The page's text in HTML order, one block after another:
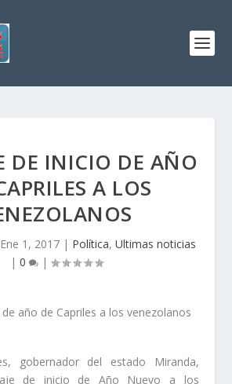
DE INICIO DE AÑO
A LOS
Ene 1, 2017| Política, Ultimas noticias
| 0 |
gobernador del estado Miranda,
de inicio de Año Nuevo a los